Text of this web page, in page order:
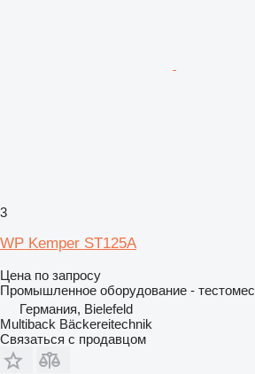
3
WP Kemper ST125A
Цена по запросу
Промышленное оборудование - тестомес
Германия, Bielefeld
Multiback Bäckereitechnik
Связаться с продавцом